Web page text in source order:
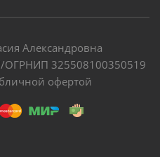
Александровна
325508100350519
офертой